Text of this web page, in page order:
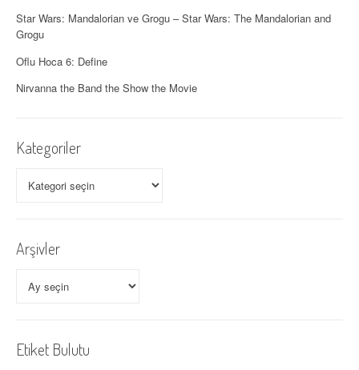
Star Wars: Mandalorian ve Grogu – Star Wars: The Mandalorian and
Grogu
Oflu Hoca 6: Define
Nirvanna the Band the Show the Movie
Kategoriler
Arşivler
Etiket Bulutu